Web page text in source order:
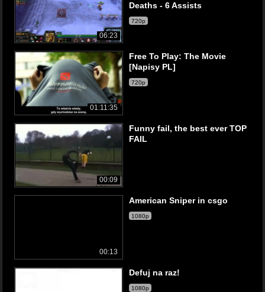
06:23
Deaths - 6 Assists
720p
01:11:35
Free To Play: The Movie
[Napisy PL]
720p
00:09
Funny fail, the best ever TOP
FAIL
00:13
American Sniper in csgo
1080p
Defuj na raz!
1080p